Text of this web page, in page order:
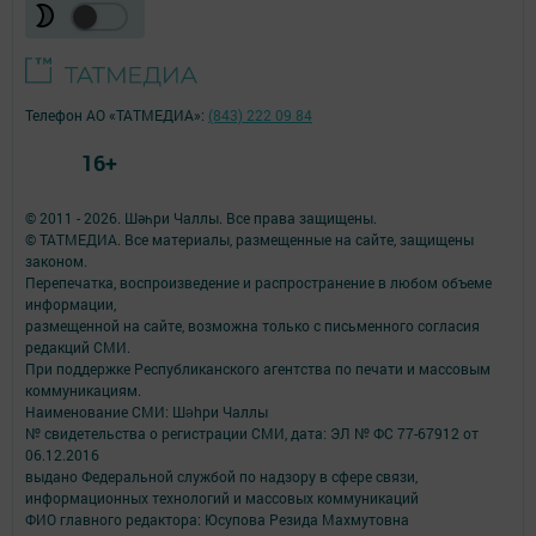
© 2011 - 2026. Шәһри Чаллы. Все права защищены.
© ТАТМЕДИА. Все материалы, размещенные на сайте, защищены
законом.
Перепечатка, воспроизведение и распространение в любом объеме
информации,
размещенной на сайте, возможна только с письменного согласия
редакций СМИ.
При поддержке Республиканского агентства по печати и массовым
коммуникациям.
Наименование СМИ: Шəhри Чаллы
№ свидетельства о регистрации СМИ, дата: ЭЛ № ФС 77-67912 от
06.12.2016
выдано Федеральной службой по надзору в сфере связи,
информационных технологий и массовых коммуникаций
ФИО главного редактора: Юсупова Резида Махмутовна
Телефон АО «ТАТМЕДИА»: (843) 222 09 84
16+